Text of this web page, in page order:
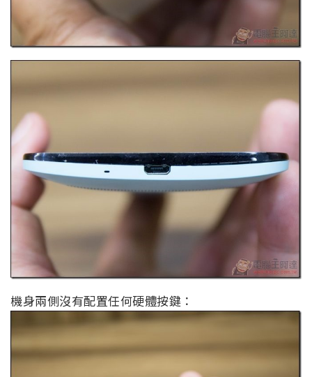
機身兩側沒有配置任何硬體按鍵：